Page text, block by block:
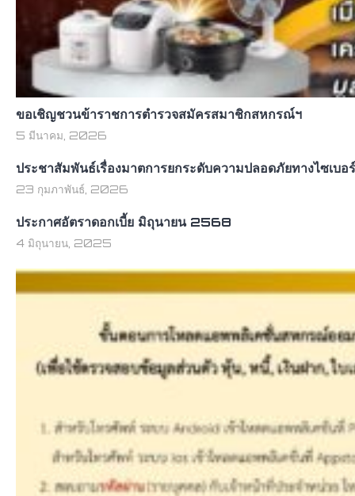
ขอเชิญชวนข้าราชการตำรวจสมัครสมาชิกสหกรณ์ฯ
5 มีนาคม, 2026
ประชาสัมพันธ์เรื่องมาตการยกระดับความปลอดภัยทางไซเบ
23 กุมภาพันธ์, 2026
ประกาศอัตราดอกเบี้ย มิถุนายน 2568
4 มิถุนายน, 2025